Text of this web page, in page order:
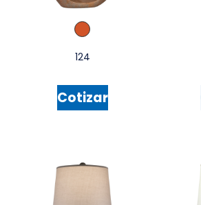
124
Cotizar